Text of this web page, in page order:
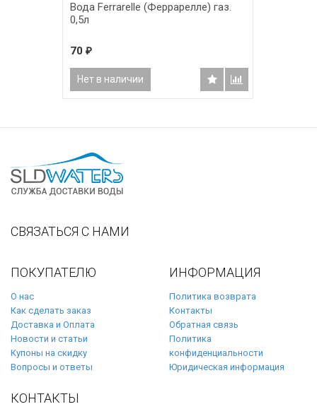
Вода Ferrarelle (Феррарелле) газ.
0,5л
70 ₽
Нет в наличии
СВЯЗАТЬСЯ С НАМИ
ПОКУПАТЕЛЮ
О нас
Как сделать заказ
Доставка и Оплата
Новости и статьи
Купоны на скидку
Вопросы и ответы
ИНФОРМАЦИЯ
Политика возврата
Контакты
Обратная связь
Политика
конфиденциальности
Юридическая информация
КОНТАКТЫ